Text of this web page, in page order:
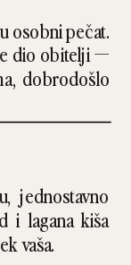
osobni pečat.
dio obitelji —
dobrodošlo
jednostavno
i lagana kiša
vaša.